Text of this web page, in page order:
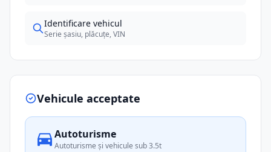
Identificare vehicul
Serie șasiu, plăcuțe, VIN
Vehicule acceptate
Autoturisme
Autoturisme și vehicule sub 3.5t